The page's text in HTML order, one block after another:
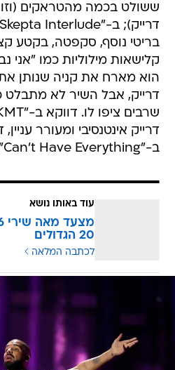
ששולט בכמה מהטראקים (וזו
בריטי נוסף, סקפטה, בקטע
הוא מארח את קניה שנותן את
דרייק, אבל השיר לא מתבלט
דרייק אינטנסיבי ומעורר
ב-"Can't Have Everything".
עוד באותו נושא
20 הגדולים
לכתבה המלאה